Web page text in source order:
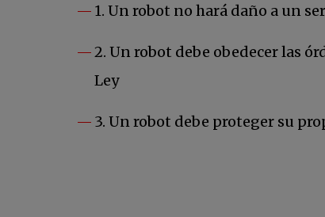
1. Un robot no hará daño a un
2. Un robot debe obedecer las
Ley
3. Un robot debe proteger su